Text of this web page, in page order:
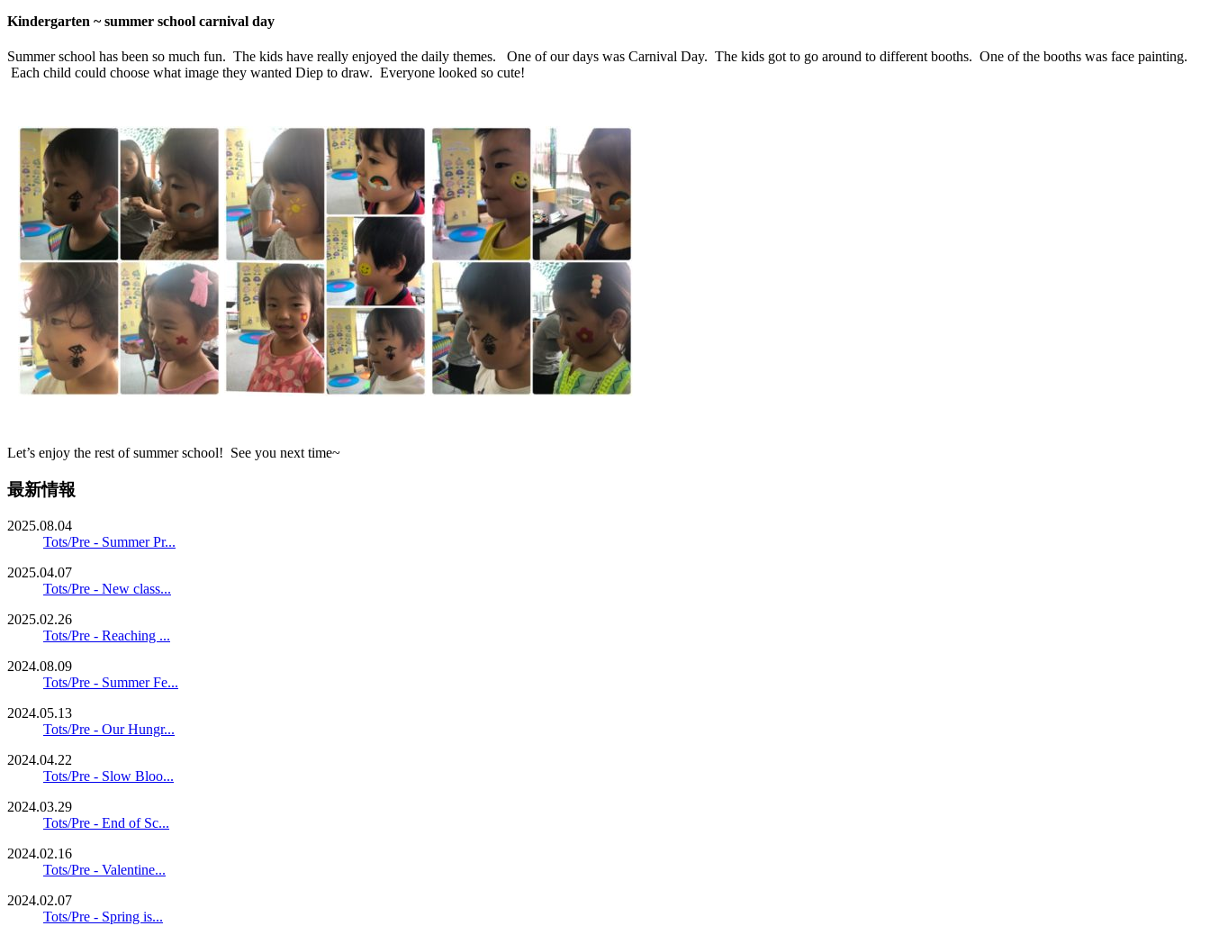
Kindergarten ~ summer school carnival day
Summer school has been so much fun. The kids have really enjoyed the daily themes. One of our days was Carnival Day. The kids got to go around to different booths. One of the booths was face painting.
Each child could choose what image they wanted Diep to draw. Everyone looked so cute!
Let’s enjoy the rest of summer school! See you next time~
最新情報
2025.08.04
Tots/Pre - Summer Pr...
2025.04.07
Tots/Pre - New class...
2025.02.26
Tots/Pre - Reaching ...
2024.08.09
Tots/Pre - Summer Fe...
2024.05.13
Tots/Pre - Our Hungr...
2024.04.22
Tots/Pre - Slow Bloo...
2024.03.29
Tots/Pre - End of Sc...
2024.02.16
Tots/Pre - Valentine...
2024.02.07
Tots/Pre - Spring is...